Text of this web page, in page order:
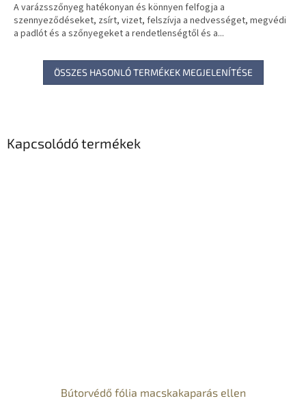
Kapcsolódó termékek
Bútorvédő fólia macskakaparás ellen
A varázsszőnyeg hatékonyan és könnyen felfogja a
szennyeződéseket, zsírt, vizet, felszívja a nedvességet, megvédi
a padlót és a szőnyegeket a rendetlenségtől és a...
ÖSSZES HASONLÓ TERMÉKEK MEGJELENÍTÉSE